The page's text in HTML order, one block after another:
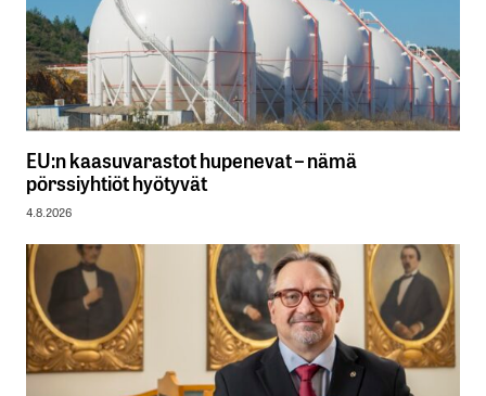
EU:n kaasuvarastot hupenevat – nämä
pörssiyhtiöt hyötyvät
4.8.2026